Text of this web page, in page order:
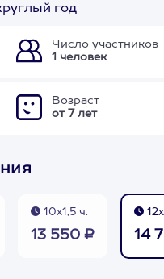
год
Число участников
1 человек
Возраст
от 7 лет
10х1,5 ч.
13 550 ₽ 14